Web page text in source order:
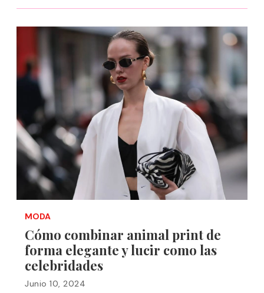
MODA
Cómo combinar animal print de
forma elegante y lucir como las
celebridades
Junio 10, 2024